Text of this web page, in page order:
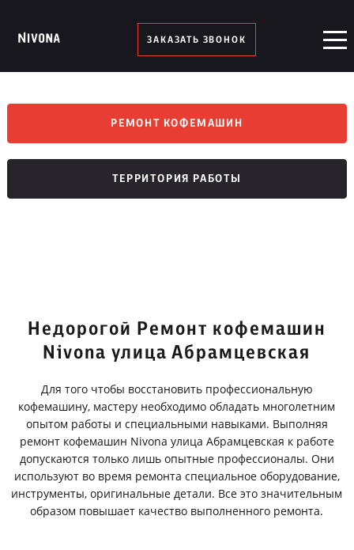
ЗАКАЗАТЬ ЗВОНОК
РЕМОНТ КОФЕМАШИН
ТЕРРИТОРИЯ РАБОТЫ
Недорогой Ремонт кофемашин
Nivona улица Абрамцевская
Для того чтобы восстановить профессиональную
кофемашину, мастеру необходимо обладать многолетним
опытом работы и специальными навыками. Выполняя
ремонт кофемашин Nivona улица Абрамцевская к работе
допускаются только лишь опытные профессионалы. Они
используют во время ремонта специальное оборудование,
инструменты, оригинальные детали. Все это значительным
образом повышает качество выполненного ремонта.